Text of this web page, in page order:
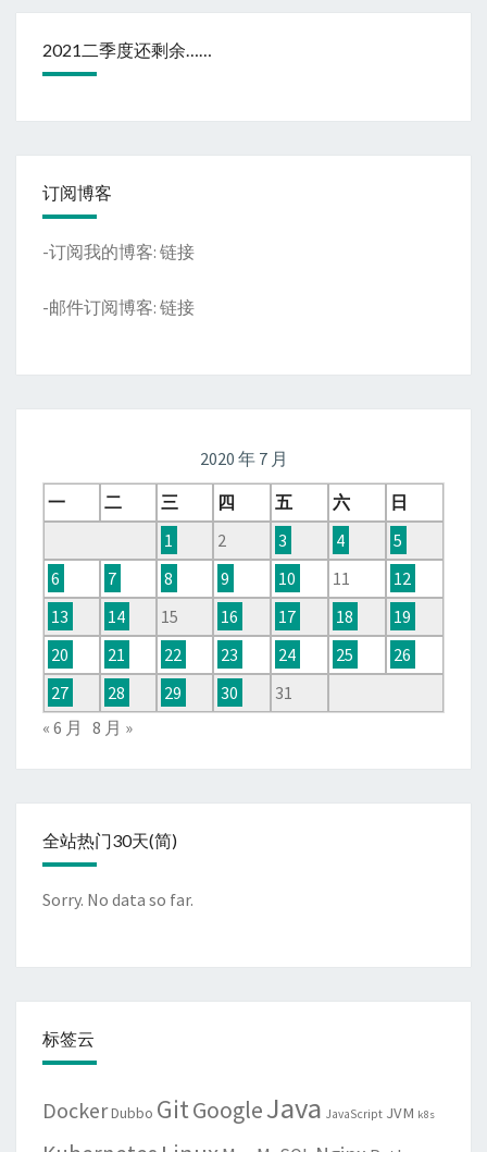
2021二季度还剩余……
订阅博客
-订阅我的博客: 链接
-邮件订阅博客: 链接
2020 年 7 月
一
二 三 四 五 六
日
1
2 3 4
5
6
7 8 9 10 11
12
13
14 15 16 17 18
19
20
21 22 23 24 25
26
27
28 29 30
31
« 6 月 8 月 »
全站热门30天(简)
Sorry. No data so far.
标签云
DockerDubbo GitGoogleJava JavaScript JVM k8s